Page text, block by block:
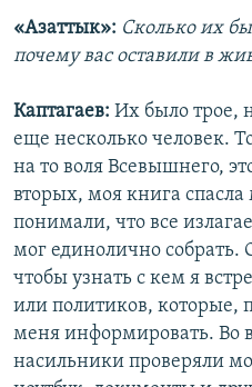
«Азаттык»: Сколько их
почему вас оставили в
Каптагаев: Их было трое,
еще несколько человек.
на то воля Всевышнего,
вторых, моя книга
понимали, что все
мог единолично собрать.
чтобы узнать с кем я
или политиков, которые,
меня информировать. Во
насильники проверяли